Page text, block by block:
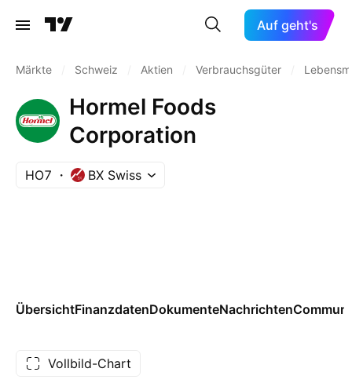
Auf geht's
Märkte Schweiz Aktien Verbrauchsgüter
Hormel Foods
Corporation
HO7 BX Swiss
ÜbersichtFinanzdatenDokumenteNachrichten
Vollbild-Chart